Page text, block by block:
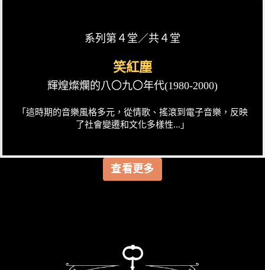
系列第４堂／共４堂
笑紅塵
輝煌燦爛的八〇九〇年代(1980-2000)
「這時期的音樂風格多元，從情歌、搖滾到電子音樂，反映
了社會變遷和文化多樣性...」
查看更多